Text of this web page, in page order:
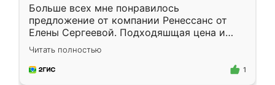
Больше всех мне понравилось
предложение от компании Ренессанс от
Елены Сергеевой. Подходяшщая цена и
короткие сроки изготовления. Приехавший
для замера сотрудник Владислав
предложил по моему эскизу самый
Читать полностью
1